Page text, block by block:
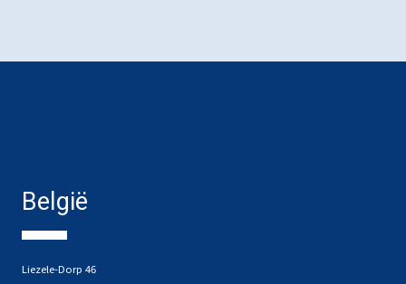
België
Liezele-Dorp 46